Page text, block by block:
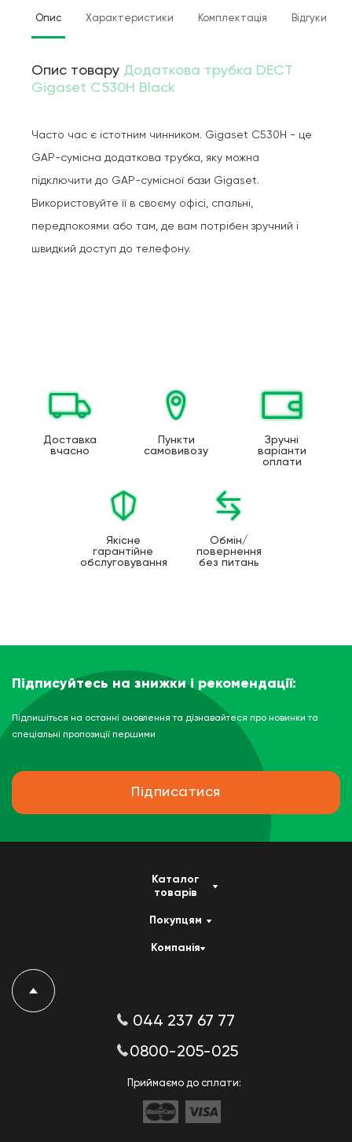
Опис Характеристики Комплектація Відгуки
Опис товару Додаткова трубка DECT
Gigaset C530H Black
Часто час є істотним чинником. Gigaset C530H - це
GAP-сумісна додаткова трубка, яку можна
підключити до GAP-сумісної бази Gigaset.
Використовуйте її в своєму офісі, спальні,
передпокоями або там, де вам потрібен зручний і
швидкий доступ до телефону.
Доставка
вчасно
Пункти
самовивозу
Зручні
варіанти
оплати
Якісне
гарантійне
обслуговування
Обмін/
повернення
без питань
Підписуйтесь на знижки і рекомендації:
Підпишіться на останні оновлення та дізнавайтеся про новинки та
спеціальні пропозиції першими
Підписатися
Каталог
товарів
Покупцям
Компанія
044 237 67 77
0800-205-025
Приймаємо до сплати: